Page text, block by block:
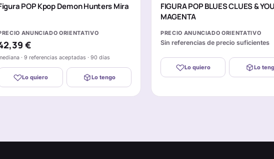
POP Kpop Demon Hunters Mira
ANUNCIADO ORIENTATIVO
€
· 9 referencias aceptadas · 90 días
Lo quiero Lo tengo
FIGURA POP BLUES CLUES & YOU
MAGENTA
PRECIO ANUNCIADO ORIENTATIVO
Sin referencias de precio suficientes
Lo quiero Lo